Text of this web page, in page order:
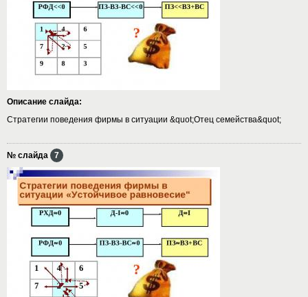
Описание слайда:
Стратегии поведения фирмы в ситуации &quot;Отец семейства&quot;
№ слайда 7